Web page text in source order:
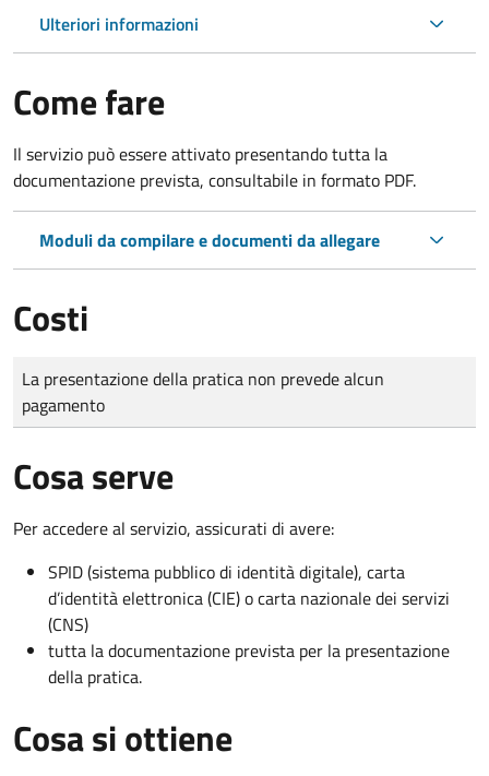
Ulteriori informazioni
Come fare
Il servizio può essere attivato presentando tutta la
documentazione prevista, consultabile in formato PDF.
Moduli da compilare e documenti da allegare
Costi
Tipo di pagamento
Importo
La presentazione della pratica non prevede alcun
pagamento
Cosa serve
Per accedere al servizio, assicurati di avere:
SPID (sistema pubblico di identità digitale), carta
d’identità elettronica (CIE) o carta nazionale dei servizi
(CNS)
tutta la documentazione prevista per la presentazione
della pratica.
Cosa si ottiene